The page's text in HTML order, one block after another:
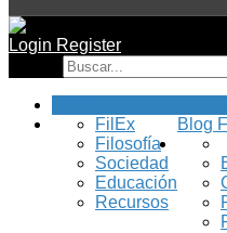
Login Register
Blog
FilEx
Filosofía
Sociedad
Educación
Recursos